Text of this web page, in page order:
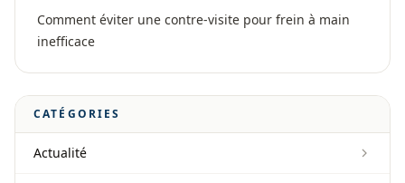
Comment éviter une contre-visite pour frein à main
inefficace
CATÉGORIES
Actualité